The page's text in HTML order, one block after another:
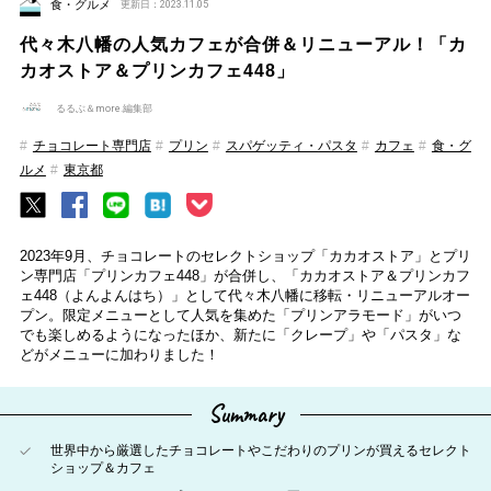
食・グルメ 更新日：2023.11.05
代々木八幡の人気カフェが合併＆リニューアル！「カ
カオストア＆プリンカフェ448」
るるぶ＆more.編集部
チョコレート専門店 プリン スパゲッティ・パスタ カフェ
食・グ
ルメ
東京都
2023年9月、チョコレートのセレクトショップ「カカオストア」とプリ
ン専門店「プリンカフェ448」が合併し、「カカオストア＆プリンカフ
ェ448（よんよんはち）」として代々木八幡に移転・リニューアルオー
プン。限定メニューとして人気を集めた「プリンアラモード」がいつ
でも楽しめるようになったほか、新たに「クレープ」や「パスタ」な
どがメニューに加わりました！
Summary
世界中から厳選したチョコレートやこだわりのプリンが買えるセレクト
ショップ＆カフェ